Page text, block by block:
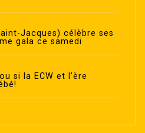
Jacques) célèbre ses
gala ce samedi
si la ECW et l’ère